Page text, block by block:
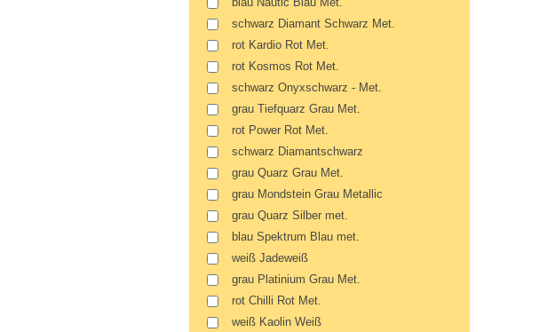
blau Nautic Blau Met.
schwarz Diamant Schwarz Met.
rot Kardio Rot Met.
rot Kosmos Rot Met.
schwarz Onyxschwarz - Met.
grau Tiefquarz Grau Met.
rot Power Rot Met.
schwarz Diamantschwarz
grau Quarz Grau Met.
grau Mondstein Grau Metallic
grau Quarz Silber met.
blau Spektrum Blau met.
weiß Jadeweiß
grau Platinium Grau Met.
rot Chilli Rot Met.
weiß Kaolin Weiß